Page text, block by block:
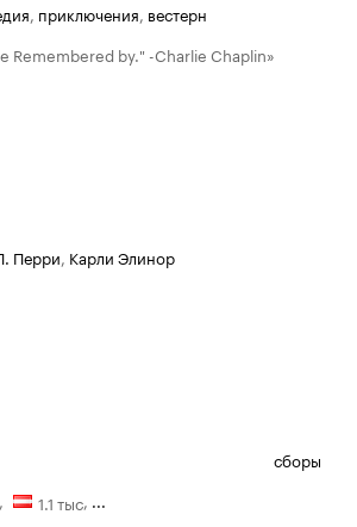
, приключения, вестерн
Remembered by." -Charlie Chaplin»
Перри, Карли Элинор
сборы
, 1.1 тыс, ...